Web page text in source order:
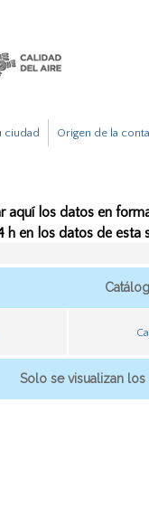
ciudad Origen de la
aquí los datos en
h en los datos de esta
Solo se visualizan